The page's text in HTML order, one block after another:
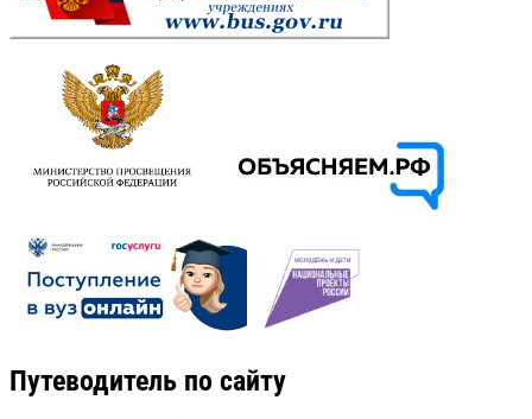
Путеводитель по сайту